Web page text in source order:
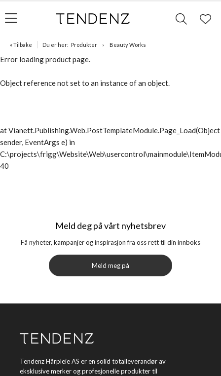
« Tilbake Du er her: Produkter Beauty Works
Error loading product page.
Object reference not set to an instance of an object.
at Vianett.Publishing.Web.PostTemplateModule.Page_Load(Object
sender, EventArgs e) in
40
Meld deg på vårt nyhetsbrev
Få nyheter, kampanjer og inspirasjon fra oss rett til din innboks
Meld meg på
Tendenz Hårpleie AS er en solid totalleverandør av
eksklusive merker og profesjonelle produkter til